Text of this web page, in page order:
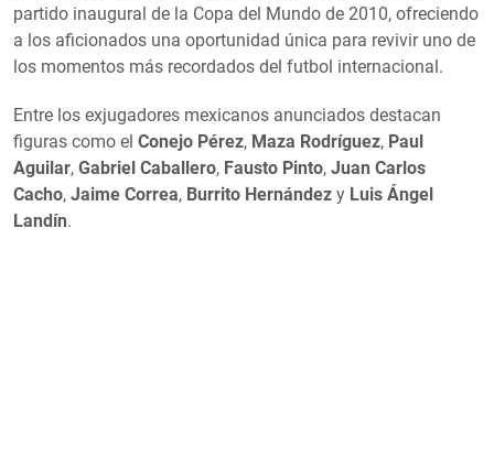
partido inaugural de la Copa del Mundo de 2010, ofreciendo
a los aficionados una oportunidad única para revivir uno de
los momentos más recordados del futbol internacional.
Entre los exjugadores mexicanos anunciados destacan
figuras como el Conejo Pérez, Maza Rodríguez, Paul
Aguilar, Gabriel Caballero, Fausto Pinto, Juan Carlos
Cacho, Jaime Correa, Burrito Hernández y Luis Ángel
Landín.